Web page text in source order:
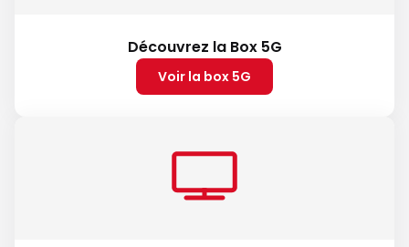
Découvrez la Box 5G
Voir la box 5G